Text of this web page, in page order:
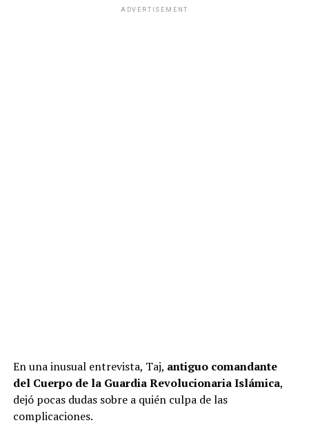
ADVERTISEMENT
En una inusual entrevista, Taj, antiguo comandante
del Cuerpo de la Guardia Revolucionaria Islámica,
dejó pocas dudas sobre a quién culpa de las
complicaciones.